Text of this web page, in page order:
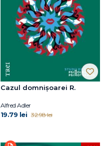
Cazul domnișoarei R.
Alfred Adler
19.79 lei 32.98 lei